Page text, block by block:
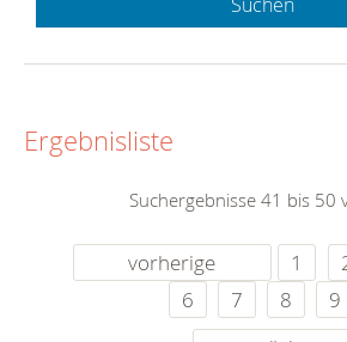
Suchen
Ergebnisliste
Suchergebnisse 41 bis 50
vorherige 1
6
7 8 9